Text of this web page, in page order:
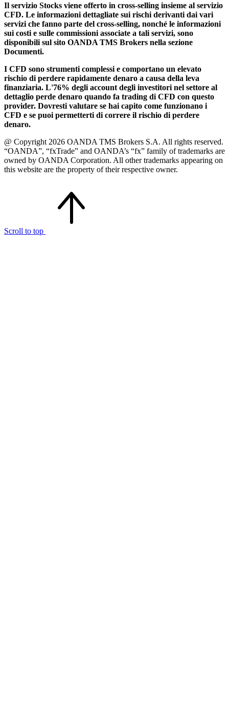
Il servizio Stocks viene offerto in cross-selling insieme al servizio
CFD. Le informazioni dettagliate sui rischi derivanti dai vari
servizi che fanno parte del cross-selling, nonché le informazioni
sui costi e sulle commissioni associate a tali servizi, sono
disponibili sul sito OANDA TMS Brokers nella sezione
Documenti.
I CFD sono strumenti complessi e comportano un elevato
rischio di perdere rapidamente denaro a causa della leva
finanziaria. L'76% degli account degli investitori nel settore al
dettaglio perde denaro quando fa trading di CFD con questo
provider. Dovresti valutare se hai capito come funzionano i
CFD e se puoi permetterti di correre il rischio di perdere
denaro.
@ Copyright 2026 OANDA TMS Brokers S.A. All rights reserved.
“OANDA”, “fxTrade” and OANDA’s “fx” family of trademarks are
owned by OANDA Corporation. All other trademarks appearing on
this website are the property of their respective owner.
Scroll to top